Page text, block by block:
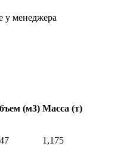
у менеджера
(м3) Масса (т)
1,175